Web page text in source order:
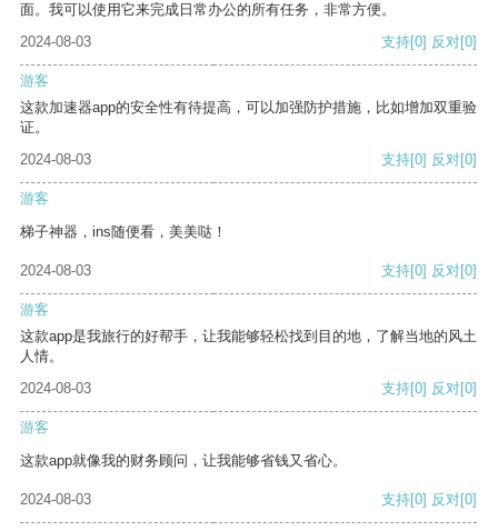
面。我可以使用它来完成日常办公的所有任务，非常方便。
2024-08-03
支持[0] 反对[0]
游客
这款加速器app的安全性有待提高，可以加强防护措施，比如增加双重验
证。
2024-08-03
支持[0] 反对[0]
游客
梯子神器，ins随便看，美美哒！
2024-08-03 支持[0] 反对[0]
游客
这款app是我旅行的好帮手，让我能够轻松找到目的地，了解当地的风土
人情。
2024-08-03
支持[0] 反对[0]
游客
这款app就像我的财务顾问，让我能够省钱又省心。
2024-08-03 支持[0] 反对[0]